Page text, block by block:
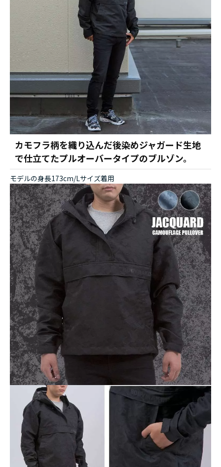
カモフラ柄を織り込んだ後染めジャガード生地
で仕立てたプルオーバータイプのブルゾン。
モデルの身長173cm/Lサイズ着用